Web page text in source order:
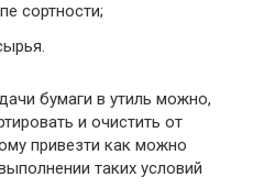
сортности;
бумаги в утиль можно,
и очистить от
привезти как можно
таких условий